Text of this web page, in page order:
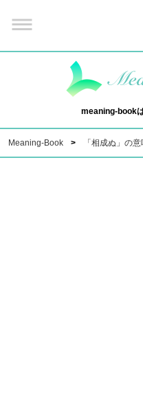
meaning-book
Meaning-Book 「相成ぬ」の